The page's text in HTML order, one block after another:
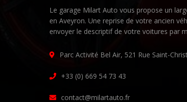
Le garage Milart Auto vous propose un
en Aveyron. Une reprise de votre ancien
envoyer le descriptif de votre voitures par
Parc Activité Bel Air, 521 Rue Saint-
+33 (0) 669 54 73 43
contact@milartauto.fr